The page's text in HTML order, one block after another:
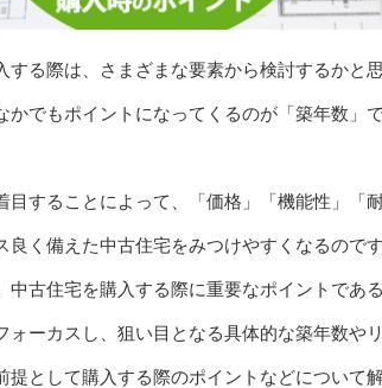
する際は、さまざまな要素から検討するかと
かでもポイントになってくるのが「築年数」
目することによって、「価格」「機能性」「
良く備えた中古住宅をみつけやすくなるのです
中古住宅を購入する際に重要なポイントである
ォーカスし、狙い目となる具体的な築年数や
提として購入する際のポイントなどについて